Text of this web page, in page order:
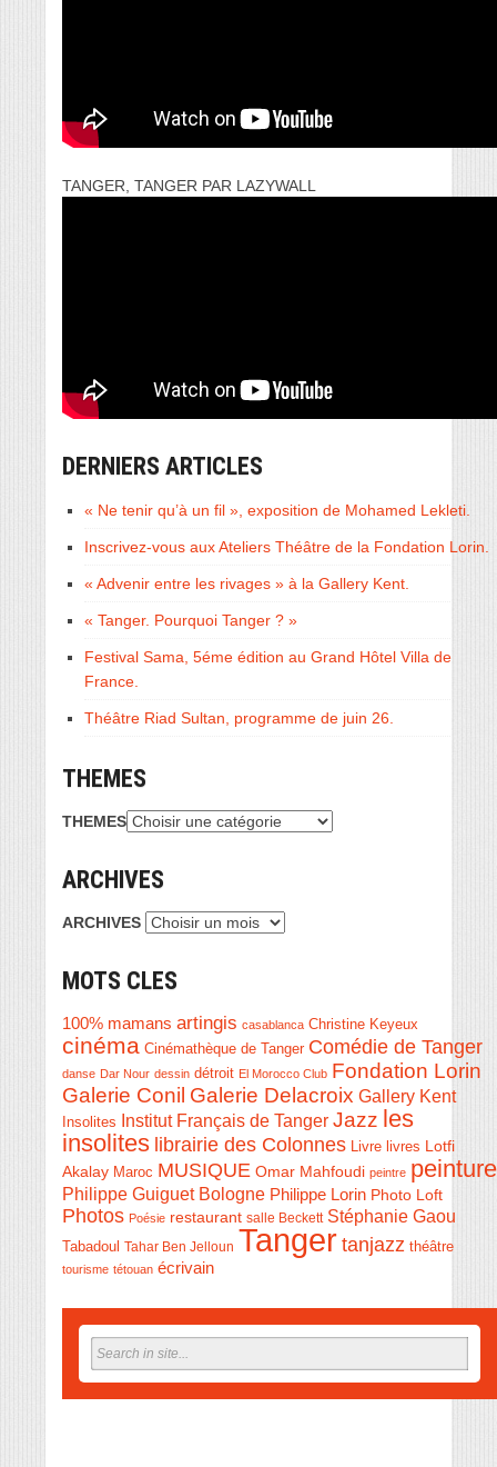
TANGER, TANGER PAR LAZYWALL
DERNIERS ARTICLES
« Ne tenir qu’à un fil », exposition de Mohamed Lekleti.
Inscrivez-vous aux Ateliers Théâtre de la Fondation Lorin.
« Advenir entre les rivages » à la Gallery Kent.
« Tanger. Pourquoi Tanger ? »
Festival Sama, 5éme édition au Grand Hôtel Villa de
France.
Théâtre Riad Sultan, programme de juin 26.
THEMES
THEMES
ARCHIVES
ARCHIVES
MOTS CLES
100% mamans artingis casablanca Christine Keyeux
cinéma Cinémathèque de Tanger Comédie de Tanger
danse Dar Nour dessin détroit El Morocco Club Fondation Lorin
Galerie Conil Galerie Delacroix Gallery Kent
Insolites Institut Français de Tanger Jazz les
insolites librairie des Colonnes Livre livres Lotfi
Akalay Maroc MUSIQUE Omar Mahfoudi peintre peinture
Philippe Guiguet Bologne Philippe Lorin Photo Loft
Photos Poésie restaurant salle Beckett Stéphanie Gaou
Tabadoul Tahar Ben Jelloun Tanger tanjazz théâtre
tourisme tétouan écrivain